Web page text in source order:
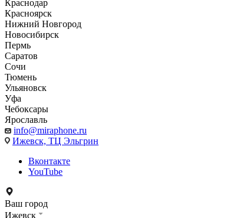
Краснодар
Красноярск
Нижний Новгород
Новосибирск
Пермь
Саратов
Сочи
Тюмень
Ульяновск
Уфа
Чебоксары
Ярославль
info@miraphone.ru
Ижевск, ТЦ Эльгрин
Вконтакте
YouTube
Ваш город
Ижевск